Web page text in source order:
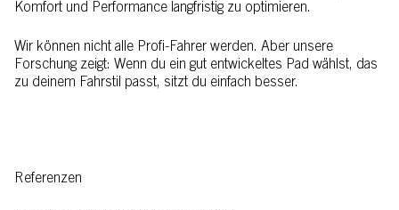
Komfort und Performance langfristig zu optimieren.
Wir können nicht alle Profi-Fahrer werden. Aber unsere
Forschung zeigt: Wenn du ein gut entwickeltes Pad wählst, das
zu deinem Fahrstil passt, sitzt du einfach besser.
Referenzen